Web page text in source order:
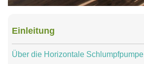
Einleitung
Über die Horizontale Schlumpfpumpe